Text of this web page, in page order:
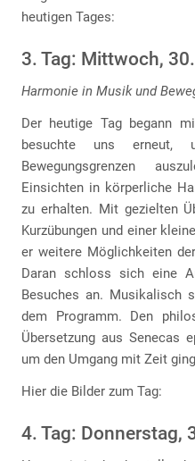
heutigen Tages:
3. Tag: Mittwoch,
Harmonie in Musik und
Der heutige Tag begann
besuchte uns erneut,
Bewegungsgrenzen
Einsichten in körperliche
zu erhalten. Mit gezielten
Kurzübungen und einer
er weitere Möglichkeiten
Daran schloss sich eine
Besuches an. Musikalisch
dem Programm. Den
Übersetzung aus Senecas
um den Umgang mit Zeit
Hier die Bilder zum Tag:
4. Tag: Donnerstag,